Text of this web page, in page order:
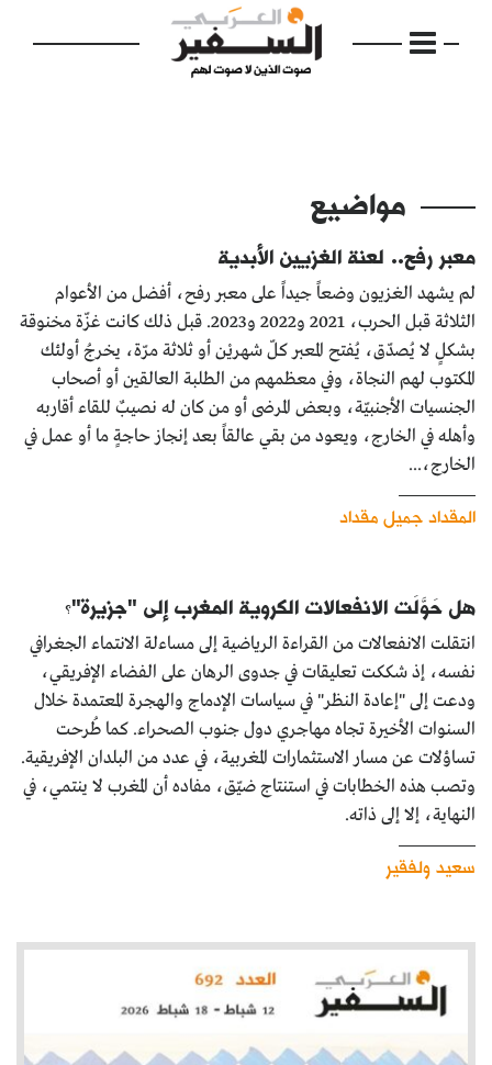
مواضيع
إفتتاحية
فكرة
دفاتر
بالصورة
كتّابنا
مواضيع
معبر رفح.. لعنة الغزيين الأبدية
لم يشهد الغزيون وضعاً جيداً على معبر رفح، أفضل من الأعوام
الثلاثة قبل الحرب، 2021 و2022 و2023. قبل ذلك كانت غزّة مخنوقة
بشكلٍ لا يُصدّق، يُفتح المعبر كلّ شهريْن أو ثلاثة مرّة، يخرجُ أولئك
المكتوب لهم النجاة، وفي معظمهم من الطلبة العالقين أو أصحاب
الجنسيات الأجنبيّة، وبعض المرضى أو من كان له نصيبٌ للقاء أقاربه
وأهله في الخارج، ويعود من بقي عالقاً بعد إنجاز حاجةٍ ما أو عمل في
الخارج،...
المقداد جميل مقداد
هل حَوَّلَت الانفعالات الكروية المغرب إلى "جزيرة"؟
انتقلت الانفعالات من القراءة الرياضية إلى مساءلة الانتماء الجغرافي
نفسه، إذ شككت تعليقات في جدوى الرهان على الفضاء الإفريقي،
ودعت إلى "إعادة النظر" في سياسات الإدماج والهجرة المعتمدة خلال
السنوات الأخيرة تجاه مهاجري دول جنوب الصحراء. كما طُرحت
تساؤلات عن مسار الاستثمارات المغربية، في عدد من البلدان الإفريقية.
وتصب هذه الخطابات في استنتاج ضيّق، مفاده أن المغرب لا ينتمي، في
النهاية، إلا إلى ذاته.
سعيد ولفقير